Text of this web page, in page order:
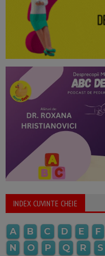
INDEX CUVINTE CHEIE
A B C D E F
N
O P Q R S